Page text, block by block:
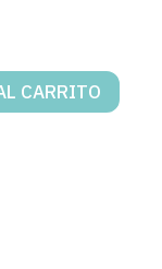
CARRITO